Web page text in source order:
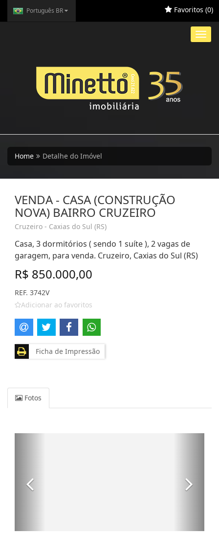
Português BR Favoritos (0)
Home Detalhe do Imóvel
VENDA - CASA (CONSTRUÇÃO
NOVA) BAIRRO CRUZEIRO
Cruzeiro - Caxias do Sul (RS)
Casa, 3 dormitórios ( sendo 1 suíte ), 2 vagas de
garagem, para venda. Cruzeiro, Caxias do Sul (RS)
R$ 850.000,00
REF. 3742V
Adicionar ao favoritos
Ficha de Impressão
Fotos